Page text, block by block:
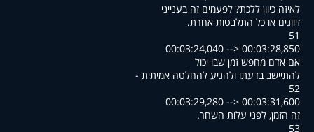
לאיזה כיוון ללכת? לפעמים זה בענייני
.זיווגים או כל התלבטות אחרת
51
00:03:24,040 --> 00:03:28,850
אם אדם מחפש זמן שבו יכול
- להתיישב בדעתו ולהגיע להחלטה אמיתית
52
00:03:29,280 --> 00:03:31,600
.זה הזמן, לפני עלות השחר
53